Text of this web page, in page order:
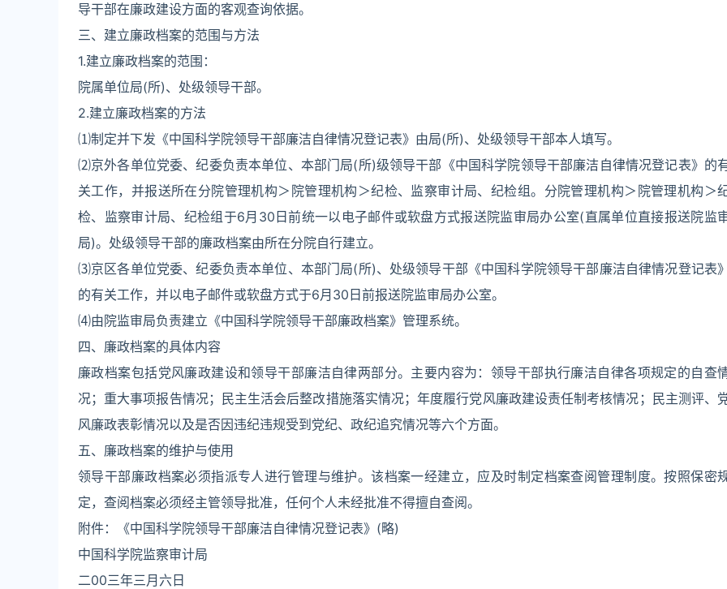
导干部在廉政建设方面的客观查询依据。
三、建立廉政档案的范围与方法
1.建立廉政档案的范围：
院属单位局(所)、处级领导干部。
2.建立廉政档案的方法
⑴制定并下发《中国科学院领导干部廉洁自律情况登记表》由局(所)、处级领导干部本人填写。
⑵京外各单位党委、纪委负责本单位、本部门局(所)级领导干部《中国科学院领导干部廉洁自律情况登记表》的
关工作，并报送所在分院管理机构＞院管理机构＞纪检、监察审计局、纪检组。分院管理机构＞院管理机构＞
检、监察审计局、纪检组于6月30日前统一以电子邮件或软盘方式报送院监审局办公室(直属单位直接报送院监
局)。处级领导干部的廉政档案由所在分院自行建立。
⑶京区各单位党委、纪委负责本单位、本部门局(所)、处级领导干部《中国科学院领导干部廉洁自律情况登记表
的有关工作，并以电子邮件或软盘方式于6月30日前报送院监审局办公室。
⑷由院监审局负责建立《中国科学院领导干部廉政档案》管理系统。
四、廉政档案的具体内容
廉政档案包括党风廉政建设和领导干部廉洁自律两部分。主要内容为：领导干部执行廉洁自律各项规定的自查
况；重大事项报告情况；民主生活会后整改措施落实情况；年度履行党风廉政建设责任制考核情况；民主测评、
风廉政表彰情况以及是否因违纪违规受到党纪、政纪追究情况等六个方面。
五、廉政档案的维护与使用
领导干部廉政档案必须指派专人进行管理与维护。该档案一经建立，应及时制定档案查阅管理制度。按照保密
定，查阅档案必须经主管领导批准，任何个人未经批准不得擅自查阅。
附件：《中国科学院领导干部廉洁自律情况登记表》(略)
中国科学院监察审计局
二00三年三月六日